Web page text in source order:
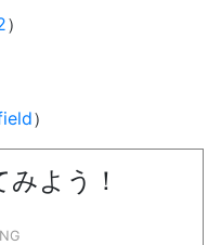
）
）
よう！